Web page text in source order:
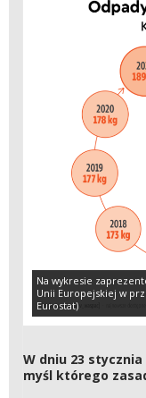
Na wykresie
Unii Europejskiej w
Eurostat)
W dniu 23
myśl którego